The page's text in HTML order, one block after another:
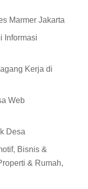
Marmer Jakarta
Informasi
Kerja di
Web
Desa
Bisnis &
& Rumah,